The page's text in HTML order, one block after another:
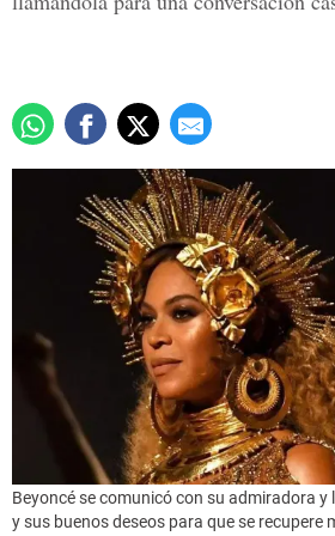
Beyoncé se comunicó con su admiradora
y sus buenos deseos para que se recupere